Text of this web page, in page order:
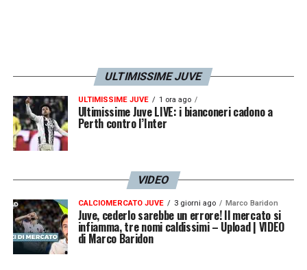
ULTIMISSIME JUVE
ULTIMISSIME JUVE 1 ora ago
Ultimissime Juve LIVE: i bianconeri cadono a
Perth contro l’Inter
VIDEO
CALCIOMERCATO JUVE 3 giorni ago Marco Baridon
Juve, cederlo sarebbe un errore! Il mercato si
infiamma, tre nomi caldissimi – Upload | VIDEO
di Marco Baridon